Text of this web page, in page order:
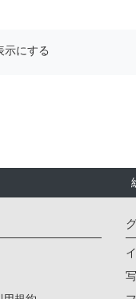
示にする